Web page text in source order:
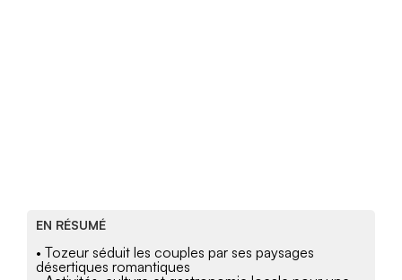
EN RÉSUMÉ
• Tozeur séduit les couples par ses paysages
désertiques romantiques